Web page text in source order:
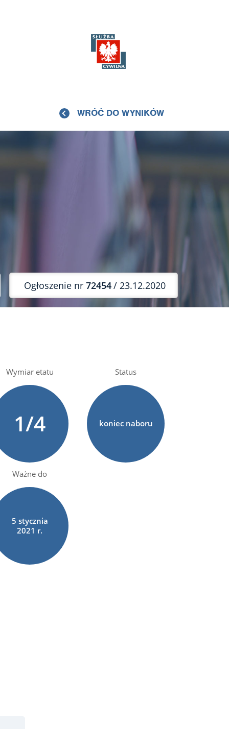
WRÓĆ DO WYNIKÓW
Ogłoszenie nr 72454/ 23.12.2020
Wymiar etatu
1/4
Status
koniec naboru
Ważne do
5 stycznia
2021 r.